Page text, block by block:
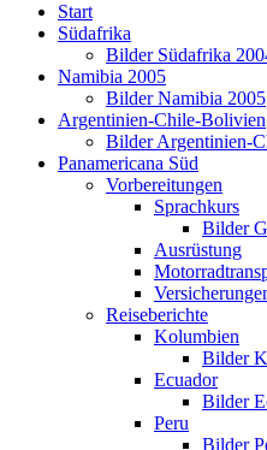
Start
Südafrika
Bilder Südafrika
Namibia 2005
Bilder Namibia 2005
Argentinien-Chile-Bolivien
Bilder Argentinien-
Panamericana Süd
Vorbereitungen
Sprachkurs
Bilder
Ausrüstung
Reiseberichte
Kolumbien
Bilder
Ecuador
Bilder
Peru
Bilder